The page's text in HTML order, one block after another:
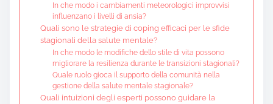
In che modo i cambiamenti meteorologici improvvisi
influenzano i livelli di ansia?
Quali sono le strategie di coping efficaci per le sfide
stagionali della salute mentale?
In che modo le modifiche dello stile di vita possono
migliorare la resilienza durante le transizioni stagionali?
Quale ruolo gioca il supporto della comunità nella
gestione della salute mentale stagionale?
Quali intuizioni degli esperti possono guidare la